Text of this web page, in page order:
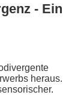
- Ein
heraus.